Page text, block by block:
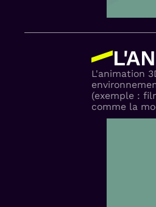
L'animation
(exemple :
comme la